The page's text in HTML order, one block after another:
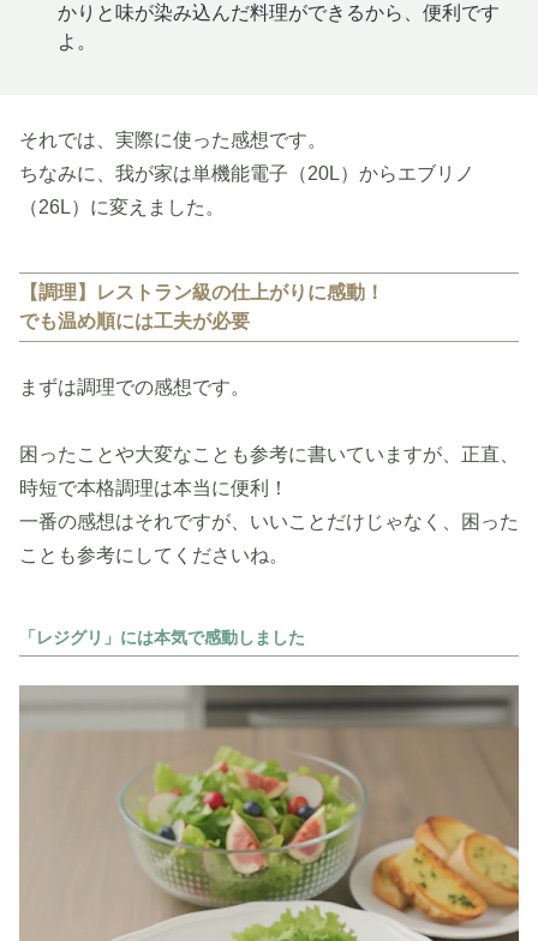
かりと味が染み込んだ料理ができるから、便利です
よ。
それでは、実際に使った感想です。
ちなみに、我が家は単機能電子（20L）からエブリノ
（26L）に変えました。
【調理】レストラン級の仕上がりに感動！
でも温め順には工夫が必要
まずは調理での感想です。
困ったことや大変なことも参考に書いていますが、正直、
時短で本格調理は本当に便利！
一番の感想はそれですが、いいことだけじゃなく、困った
ことも参考にしてくださいね。
「レジグリ」には本気で感動しました